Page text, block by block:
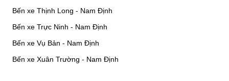
Bến xe Thịnh Long - Nam Định
Bến xe Trực Ninh - Nam Định
Bến xe Vụ Bản - Nam Định
Bến xe Xuân Trường - Nam Định